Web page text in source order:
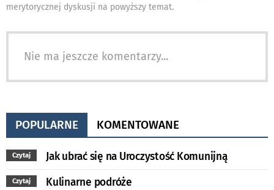
merytorycznej dyskusji na powyższy temat.
Nie ma jeszcze komentarzy...
POPULARNE KOMENTOWANE
Czytaj Jak ubrać się na Uroczystość Komunijną
Czytaj Kulinarne podróże